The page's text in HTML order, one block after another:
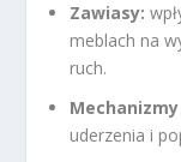
Zawiasy:
meblach na
ruch.
uderzenia i